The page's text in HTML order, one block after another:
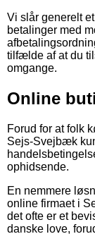
Vi slår generelt
betalinger med
tilfælde af at du
omgange.
Online
Forud for at folk
Sejs-Svejbæk
ophidsende.
En nemmere
online firmaet i
det ofte er et
danske love,